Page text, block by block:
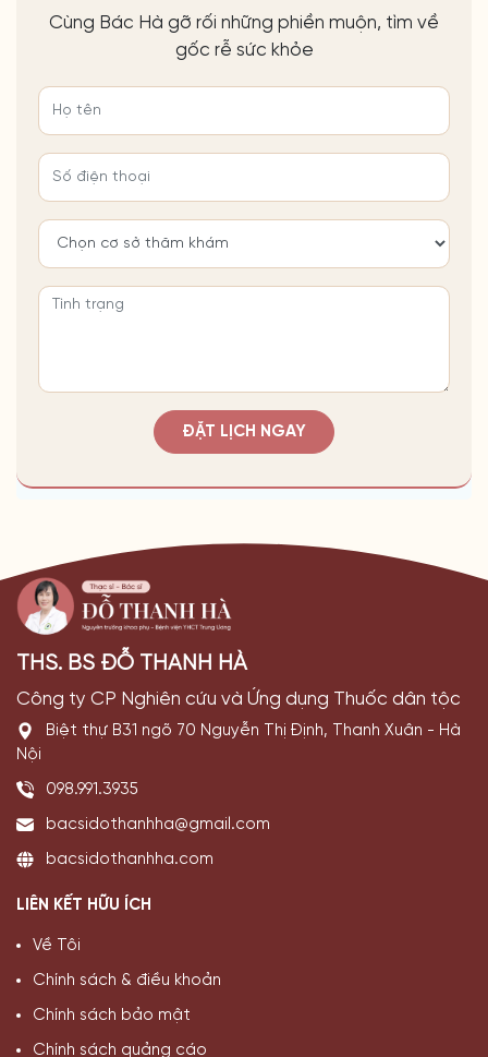
Cùng Bác Hà gỡ rối những phiền muộn, tìm về
gốc rễ sức khỏe
ĐẶT LỊCH NGAY
THS. BS ĐỖ THANH HÀ
Công ty CP Nghiên cứu và Ứng dụng Thuốc dân tộc
Biệt thự B31 ngõ 70 Nguyễn Thị Định, Thanh Xuân - Hà
Nội
098.991.3935
bacsidothanhha@gmail.com
bacsidothanhha.com
LIÊN KẾT HỮU ÍCH
Về Tôi
Chính sách & điều khoản
Chính sách bảo mật
Chính sách quảng cáo